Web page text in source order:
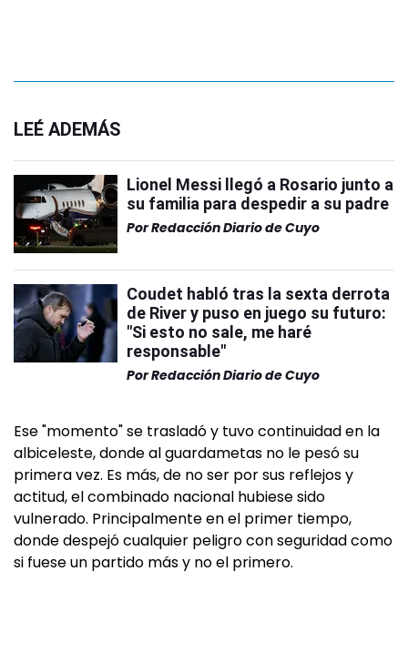
LEÉ ADEMÁS
Lionel Messi llegó a Rosario junto a
su familia para despedir a su padre
PorRedacción Diario de Cuyo
Coudet habló tras la sexta derrota
de River y puso en juego su futuro:
"Si esto no sale, me haré
responsable"
PorRedacción Diario de Cuyo
Ese "momento" se trasladó y tuvo continuidad en la
albiceleste, donde al guardametas no le pesó su
primera vez. Es más, de no ser por sus reflejos y
actitud, el combinado nacional hubiese sido
vulnerado. Principalmente en el primer tiempo,
donde despejó cualquier peligro con seguridad como
si fuese un partido más y no el primero.